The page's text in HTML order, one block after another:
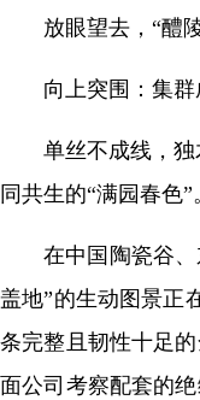
放眼望去，“醴
向上突围：集
单丝不成线，
同共生的“满园春色
在中国陶瓷谷
盖地”的生动图景正
条完整且韧性十足
面公司考察配套的